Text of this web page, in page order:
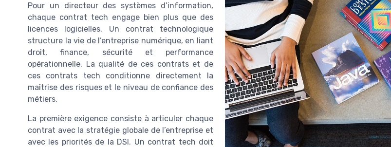
Pour un directeur des systèmes d’information,
chaque contrat tech engage bien plus que des
licences logicielles. Un contrat technologique
structure la vie de l’entreprise numérique, en liant
droit, finance, sécurité et performance
opérationnelle. La qualité de ces contrats et de
ces contrats tech conditionne directement la
maîtrise des risques et le niveau de confiance des
métiers.
La première exigence consiste à articuler chaque
contrat avec la stratégie globale de l’entreprise et
avec les priorités de la DSI. Un contrat tech doit